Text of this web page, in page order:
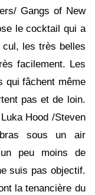
Gangs of New
le cocktail qui a
les très belles
facilement. Les
qui fâchent même
pas et de loin.
Hood /Steven
sous un air
peu moins de
suis pas objectif.
la tenancière du